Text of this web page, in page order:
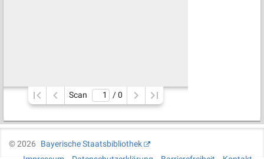
Scan / 0
©2026
Bayerische Staatsbibliothek